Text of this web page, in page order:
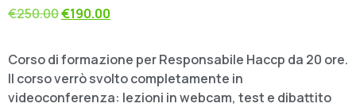
€250.00€190.00
Corso di formazione per Responsabile Haccp da 20 ore.
Il corso verrò svolto completamente in
videoconferenza: lezioni in webcam, test e dibattito